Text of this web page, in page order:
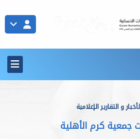
و التقارير الإعلامية
‫جمعية كرم الأهلية